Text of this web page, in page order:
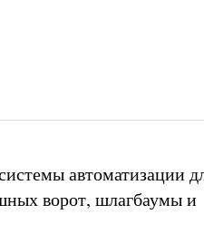
автоматизации
ворот, шлагбаумы и